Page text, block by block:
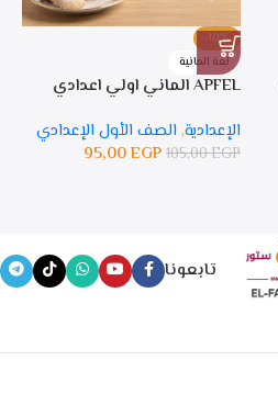
-10%
لغة المانية
APFEL الماني اولي اعدادي
الإعدادية, الصف الأول الإعدادي
105,00EGP
95,00EGP
تابعونا